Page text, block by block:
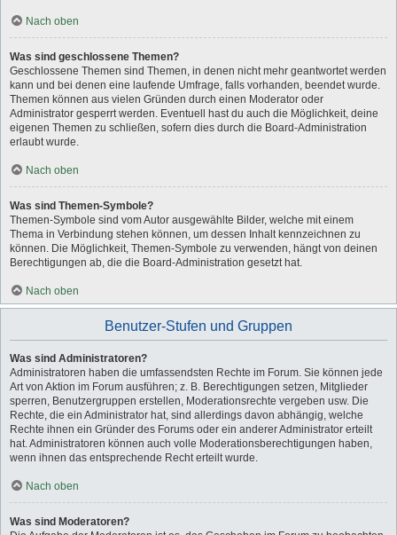
Nach oben
Was sind geschlossene Themen?
Geschlossene Themen sind Themen, in denen nicht mehr geantwortet werden
kann und bei denen eine laufende Umfrage, falls vorhanden, beendet wurde.
Themen können aus vielen Gründen durch einen Moderator oder
Administrator gesperrt werden. Eventuell hast du auch die Möglichkeit, deine
eigenen Themen zu schließen, sofern dies durch die Board-Administration
erlaubt wurde.
Nach oben
Was sind Themen-Symbole?
Themen-Symbole sind vom Autor ausgewählte Bilder, welche mit einem
Thema in Verbindung stehen können, um dessen Inhalt kennzeichnen zu
können. Die Möglichkeit, Themen-Symbole zu verwenden, hängt von deinen
Berechtigungen ab, die die Board-Administration gesetzt hat.
Nach oben
Benutzer-Stufen und Gruppen
Was sind Administratoren?
Administratoren haben die umfassendsten Rechte im Forum. Sie können jede
Art von Aktion im Forum ausführen; z. B. Berechtigungen setzen, Mitglieder
sperren, Benutzergruppen erstellen, Moderationsrechte vergeben usw. Die
Rechte, die ein Administrator hat, sind allerdings davon abhängig, welche
Rechte ihnen ein Gründer des Forums oder ein anderer Administrator erteilt
hat. Administratoren können auch volle Moderationsberechtigungen haben,
wenn ihnen das entsprechende Recht erteilt wurde.
Nach oben
Was sind Moderatoren?